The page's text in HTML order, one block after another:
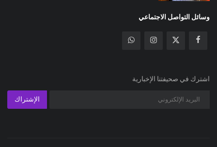
وسائل التواصل الاجتماعي
اشترك في صحيفتنا الإخبارية
الإشتراك